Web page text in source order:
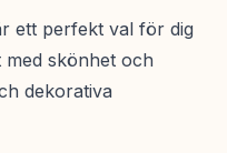
ett perfekt val för dig
skönhet och
dekorativa